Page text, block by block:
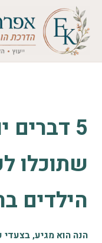
5 דברים
שתוכלו
הילדים
הנה הוא מגיע,